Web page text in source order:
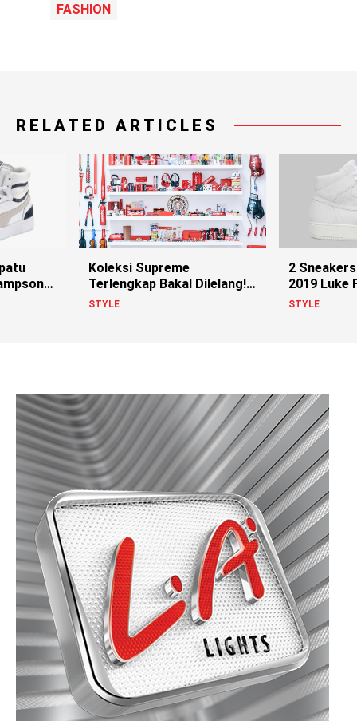
FASHION
RELATED ARTICLES
Koleksi Supreme
Terlengkap Bakal Dilelang!
Siapa Pemiliknya?
STYLE
2
2019 Luke
Stayhard
STYLE